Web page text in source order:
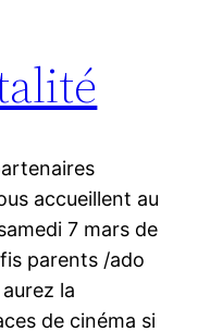
accueillent au
7 mars de
parents /ado
la
de cinéma si